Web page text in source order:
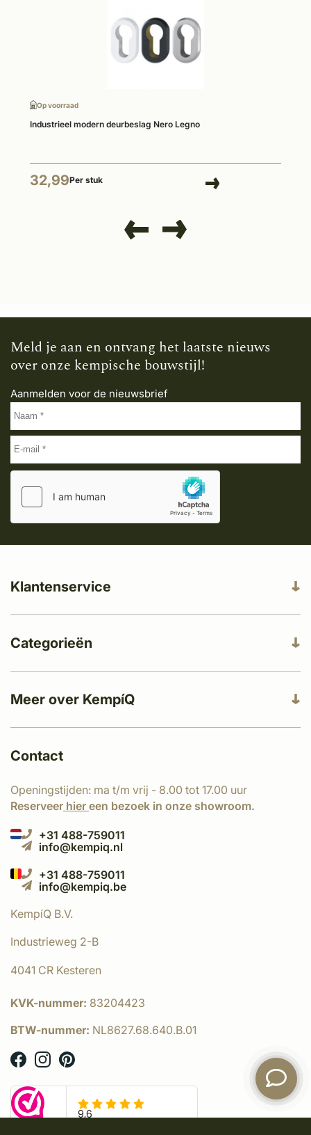
Op voorraad
Industrieel modern deurbeslag Nero Legno
32,99Per stuk
Meld je aan en ontvang het laatste nieuws
over onze kempische bouwstijl!
Aanmelden voor de nieuwsbrief
Meer over KempíQ
Klantenservice
Categorieën
Contact
Openingstijden: ma t/m vrij - 8.00 tot 17.00 uur
Reserveer hier een bezoek in onze showroom.
+31 488-759011
info@kempiq.nl
+31 488-759011
info@kempiq.be
KempíQ B.V.
Industrieweg 2-B
4041 CR Kesteren
KVK-nummer: 83204423
BTW-nummer: NL8627.68.640.B.01